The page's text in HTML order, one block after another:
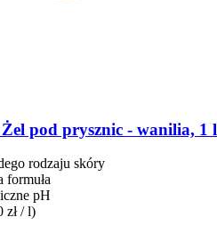
Żel pod prysznic -​ wanilia, 1 l
rodzaju skóry
formuła
pH
zł / l)